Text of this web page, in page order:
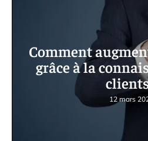
Comment
grâce à la
12 mars